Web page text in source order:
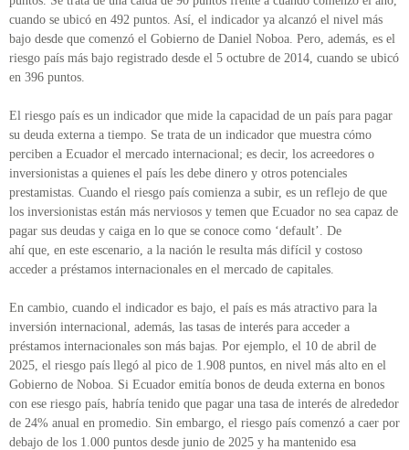
cuando se ubicó en 492 puntos. Así, el indicador ya alcanzó el nivel más
bajo desde que comenzó el Gobierno de Daniel Noboa. Pero, además, es el
riesgo país más bajo registrado desde el 5 octubre de 2014, cuando se ubicó
en 396 puntos.
El riesgo país es un indicador que mide la capacidad de un país para pagar
su deuda externa a tiempo. Se trata de un indicador que muestra cómo
perciben a Ecuador el mercado internacional; es decir, los acreedores o
inversionistas a quienes el país les debe dinero y otros potenciales
prestamistas. Cuando el riesgo país comienza a subir, es un reflejo de que
los inversionistas están más nerviosos y temen que Ecuador no sea capaz de
pagar sus deudas y caiga en lo que se conoce como ‘default’. De
ahí que, en este escenario, a la nación le resulta más difícil y costoso
acceder a préstamos internacionales en el mercado de capitales.
En cambio, cuando el indicador es bajo, el país es más atractivo para la
inversión internacional, además, las tasas de interés para acceder a
préstamos internacionales son más bajas. Por ejemplo, el 10 de abril de
2025, el riesgo país llegó al pico de 1.908 puntos, en nivel más alto en el
Gobierno de Noboa. Si Ecuador emitía bonos de deuda externa en bonos
con ese riesgo país, habría tenido que pagar una tasa de interés de alrededor
de 24% anual en promedio. Sin embargo, el riesgo país comenzó a caer por
debajo de los 1.000 puntos desde junio de 2025 y ha mantenido esa